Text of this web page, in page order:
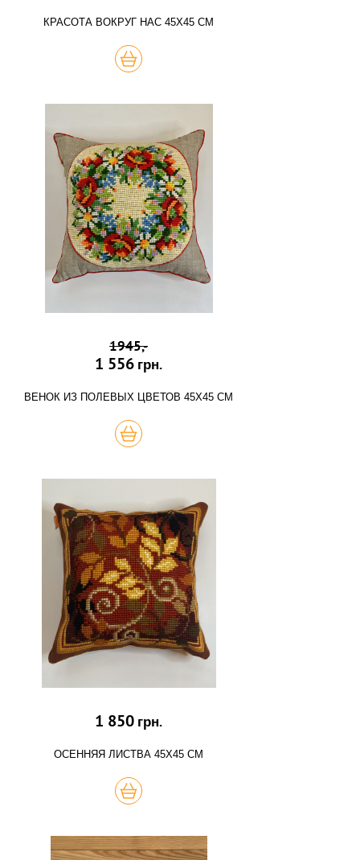
КРАСОТА ВОКРУГ НАС 45Х45 СМ
КУПИТЬ
1945,-
1 556 грн.
ВЕНОК ИЗ ПОЛЕВЫХ ЦВЕТОВ 45Х45 СМ
КУПИТЬ
1 850 грн.
ОСЕННЯЯ ЛИСТВА 45Х45 СМ
КУПИТЬ